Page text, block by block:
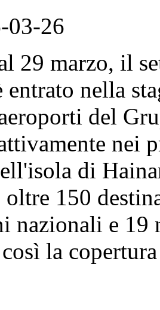
03-26
29 marzo, il
entrato nella
del
nei
di
oltre 150
nazionali e
la